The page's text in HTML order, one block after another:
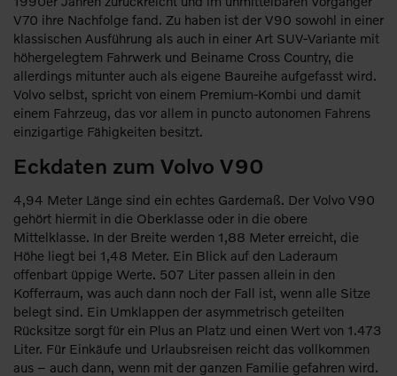
V70 ihre Nachfolge fand. Zu haben ist der V90 sowohl in einer
klassischen Ausführung als auch in einer Art SUV-Variante mit
höhergelegtem Fahrwerk und Beiname Cross Country, die
allerdings mitunter auch als eigene Baureihe aufgefasst wird.
Volvo selbst, spricht von einem Premium-Kombi und damit
einem Fahrzeug, das vor allem in puncto autonomen Fahrens
einzigartige Fähigkeiten besitzt.
Eckdaten zum Volvo V90
4,94 Meter Länge sind ein echtes Gardemaß. Der Volvo V90
gehört hiermit in die Oberklasse oder in die obere
Mittelklasse. In der Breite werden 1,88 Meter erreicht, die
Höhe liegt bei 1,48 Meter. Ein Blick auf den Laderaum
offenbart üppige Werte. 507 Liter passen allein in den
Kofferraum, was auch dann noch der Fall ist, wenn alle Sitze
belegt sind. Ein Umklappen der asymmetrisch geteilten
Rücksitze sorgt für ein Plus an Platz und einen Wert von 1.473
Liter. Für Einkäufe und Urlaubsreisen reicht das vollkommen
aus – auch dann, wenn mit der ganzen Familie gefahren wird.